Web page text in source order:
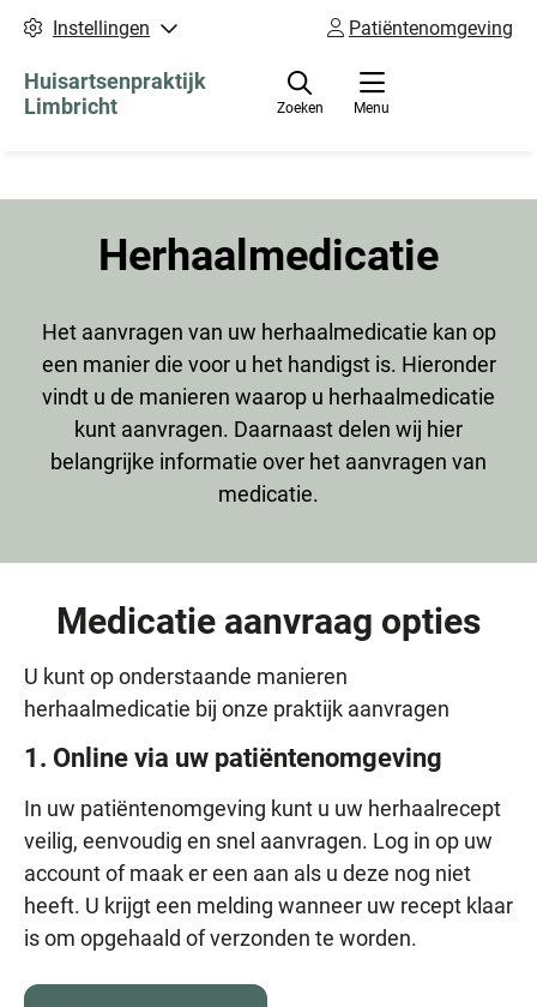
Instellingen Patiëntenomgeving
Huisartsenpraktijk
Limbricht
Menu
Zoeken
Herhaalmedicatie
Het aanvragen van uw herhaalmedicatie kan op
een manier die voor u het handigst is. Hieronder
vindt u de manieren waarop u herhaalmedicatie
kunt aanvragen. Daarnaast delen wij hier
belangrijke informatie over het aanvragen van
medicatie.
Medicatie aanvraag opties
U kunt op onderstaande manieren
herhaalmedicatie bij onze praktijk aanvragen
1. Online via uw patiëntenomgeving
In uw patiëntenomgeving kunt u uw herhaalrecept
veilig, eenvoudig en snel aanvragen. Log in op uw
account of maak er een aan als u deze nog niet
heeft. U krijgt een melding wanneer uw recept klaar
is om opgehaald of verzonden te worden.